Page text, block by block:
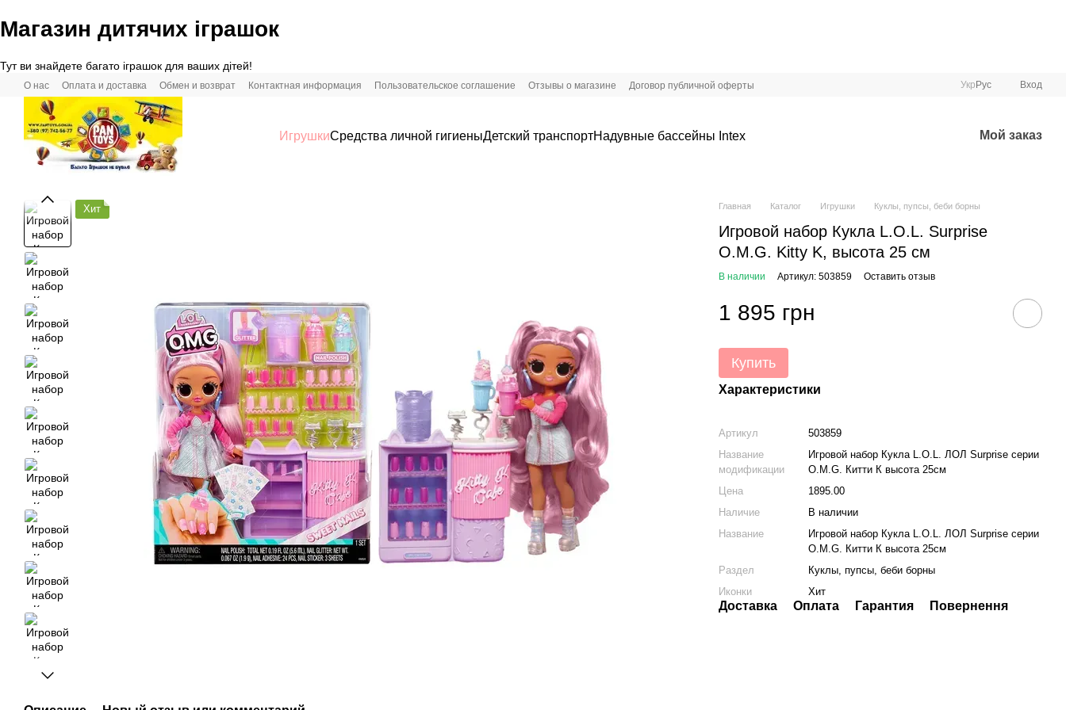
Перейти к основному контенту
Магазин дитячих іграшок
Тут ви знайдете багато іграшок для ваших дітей!
О нас Оплата и доставка Обмен и возврат Контактная информация Пользовательское соглашение Отзывы о магазине Договор публичной оферты УкрРус Вход
ИгрушкиСредства личной гигиеныДетский транспортНадувные бассейны Intex Мой заказ
Хит Главная Каталог Игрушки Куклы, пупсы, беби борны
Игровой набор Кукла L.O.L. Surprise
O.M.G. Kitty K, высота 25 см
В наличии Артикул: 503859 Оставить отзыв
1 895 грн
Купить
Характеристики
Артикул
503859
Название
модификации
Игровой набор Кукла L.O.L. ЛОЛ Surprise серии
O.M.G. Китти К высота 25см
Цена
1895.00
Наличие
В наличии
Название
Игровой набор Кукла L.O.L. ЛОЛ Surprise серии
O.M.G. Китти К высота 25см
Раздел
Куклы, пупсы, беби борны
Иконки
Хит
Доставка Оплата Гарантия Повернення